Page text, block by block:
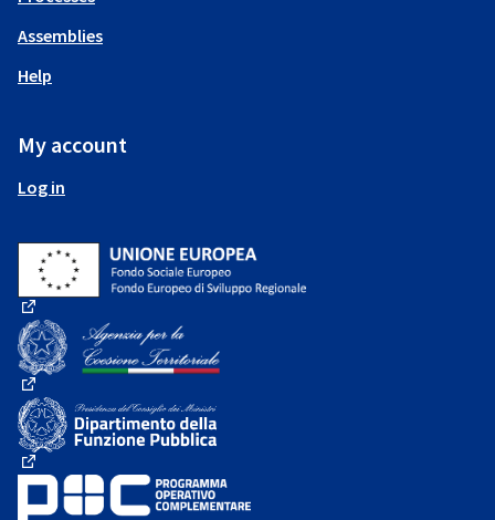
Assemblies
Help
My account
Log in
(External link)
(External link)
(External link)